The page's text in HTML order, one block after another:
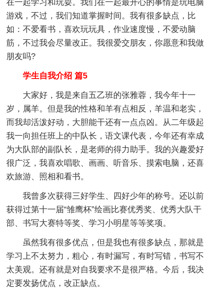
在一起学习和玩耍。我们在一起最开心的事情是玩电脑
游戏，不过，我们知道掌握时间。我有很多缺点，比
如：不爱看书，喜欢玩玩具，作业速度慢，不爱动脑
筋，不过我会尽量改正。我很爱交朋友，你愿意和我做
朋友吗?
学生自我介绍 篇5
大家好，我是来自五乙班的张雅蓉，我今年十一
岁，属羊。但是我的性格和羊有点相反，羊温和老实，
而我却活泼好动，大胆能干还有一点点凶。从二年级起
我一向担任班上的中队长，语文课代表，今年还有幸成
为大队部的副队长，是老师的得力助手。我的兴趣爱好
很广泛，我喜欢唱歌、画画、听音乐、摸索电脑，还喜
欢旅游、照相和看书。
我曾多次获得三好学生、四好少年的称号。还以前
获得过第十一届“雏鹰杯”绘画比赛优秀奖、优秀大队干
部、书写大赛特等奖、学习小明星等等奖项。
虽然我有很多优点，但是我也有很多缺点，那就是
学习上不太努力，粗心，有时漏写，有时写错，书写不
太美观。还有就是对自我要求不是很严格。今后，我决
定要发扬优点，改正缺点。